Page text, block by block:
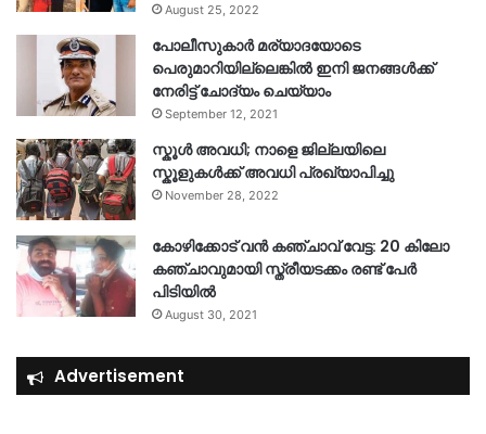
August 25, 2022
പോലീസുകാര്‍ മര്യാദയോടെ
പെരുമാറിയില്ലെങ്കില്‍ ഇനി ജനങ്ങള്‍ക്ക്
നേരിട്ട് ചോദ്യം ചെയ്യാം
September 12, 2021
സ്കൂൾ അവധി; നാളെ ജില്ലയിലെ
സ്കൂളുകൾക്ക് അവധി പ്രഖ്യാപിച്ചു
November 28, 2022
കോഴിക്കോട് വൻ കഞ്ചാവ് വേട്ട: 20 കിലോ
കഞ്ചാവുമായി സ്ത്രീയടക്കം രണ്ട് പേർ
പിടിയിൽ
August 30, 2021
Advertisement